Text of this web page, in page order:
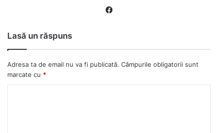
Lasă un răspuns
Adresa ta de email nu va fi publicată. Câmpurile obligatorii sunt
marcate cu *